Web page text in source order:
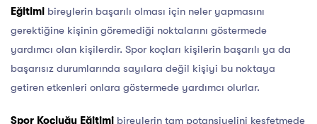
Eğitimi bireylerin başarılı olması için neler yapmasını
gerektiğine kişinin göremediği noktalarını göstermede
yardımcı olan kişilerdir. Spor koçları kişilerin başarılı ya da
başarısız durumlarında sayılara değil kişiyi bu noktaya
getiren etkenleri onlara göstermede yardımcı olurlar.
Spor Koçluğu Eğitimi bireylerin tam potansiyelini keşfetmede